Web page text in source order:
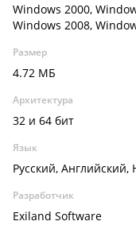
Windows 2000,
Windows 2008,
Размер
4.72 МБ
Архитектура
32 и 64 бит
Язык
Русский,
Разработчик
Exiland Software